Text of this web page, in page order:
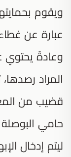
ويقوم
عبارة عن
وعادةً يحتوي
المراد
قضيب من
حامي البوصلة
ليتم إدخال